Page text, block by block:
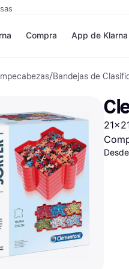
Formas de
Paga ahora
Paga en 3 plazos
Paga en 30 días
Financiación
Klarna en Apple
Compra
Tiendas
Zalando
JD Sports
Directorio de
App de Klarna
/Bandejas de